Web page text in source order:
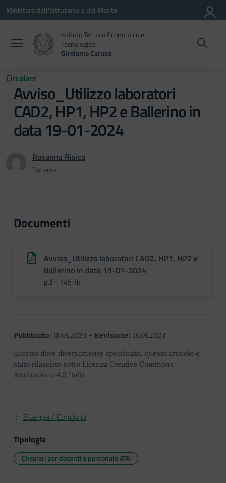
Vai ai contenuti
Vai al menu di navigazione
Vai al footer
Ministero dell'Istruzione e del Merito
Istituto Tecnico Economico e
Tecnologico
Girolamo Caruso
Circolare
Avviso_Utilizzo laboratori
CAD2, HP1, HP2 e Ballerino in
data 19-01-2024
Rosanna Risico
Docente
Documenti
Avviso_Utilizzo laboratori CAD2, HP1, HP2 e
Ballerino in data 19-01-2024
pdf - 145 kb
Pubblicato: 18.01.2024 - Revisione: 18.01.2024
Eccetto dove diversamente specificato, questo articolo è
stato rilasciato sotto Licenza Creative Commons
Attribuzione 4.0 Italia.
Stampa / Condividi
Tipologia
Circolari per docenti e personale ATA